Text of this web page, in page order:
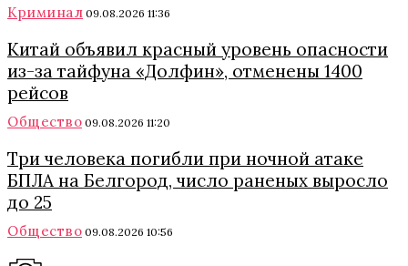
Криминал 09.08.2026 11:36
Китай объявил красный уровень опасности
из-за тайфуна «Долфин», отменены 1400
рейсов
Общество 09.08.2026 11:20
Три человека погибли при ночной атаке
БПЛА на Белгород, число раненых выросло
до 25
Общество 09.08.2026 10:56